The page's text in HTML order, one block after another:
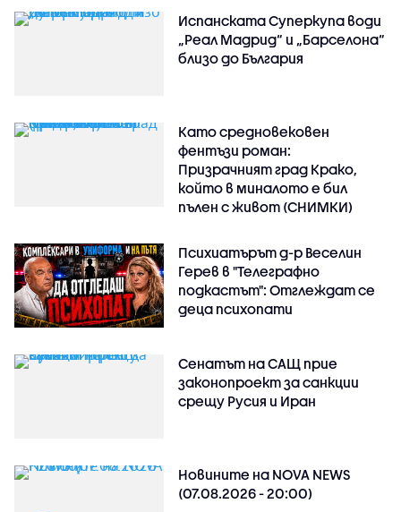
Испанската Суперкупа води
„Реал Мадрид“ и „Барселона“
близо до България
Като средновековен
фентъзи роман:
Призрачният град Крако,
който в миналото е бил
пълен с живот (СНИМКИ)
Психиатърът д-р Веселин
Герев в "Телеграфно
подкастът": Отглеждат се
деца психопати
Сенатът на САЩ прие
законопроект за санкции
срещу Русия и Иран
Новините на NOVA NEWS
(07.08.2026 - 20:00)